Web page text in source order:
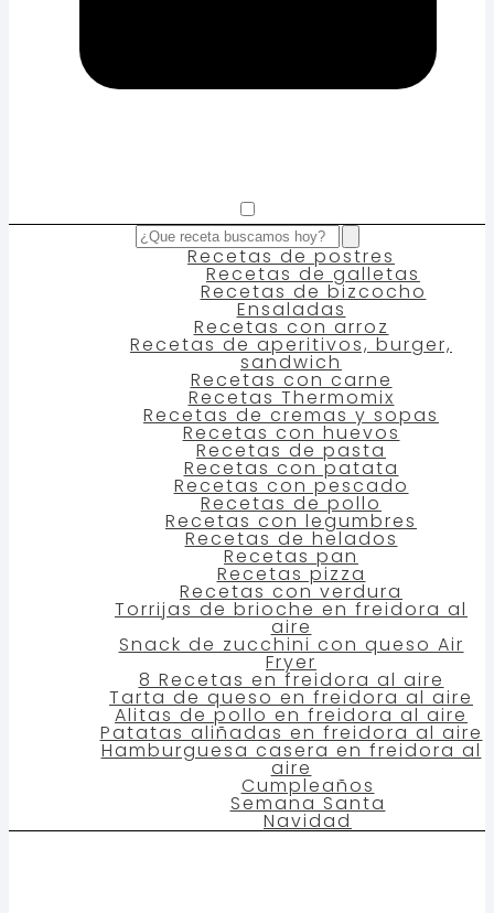
Recetas de postres
Recetas de galletas
Recetas de bizcocho
Ensaladas
Recetas con arroz
Recetas de aperitivos, burger,
sandwich
Recetas con carne
Recetas Thermomix
Recetas de cremas y sopas
Recetas con huevos
Recetas de pasta
Recetas con patata
Recetas con pescado
Recetas de pollo
Recetas con legumbres
Recetas de helados
Recetas pan
Recetas pizza
Recetas con verdura
Torrijas de brioche en freidora al
aire
Snack de zucchini con queso Air
Fryer
8 Recetas en freidora al aire
Tarta de queso en freidora al aire
Alitas de pollo en freidora al aire
Patatas aliñadas en freidora al aire
Hamburguesa casera en freidora al
aire
Cumpleaños
Semana Santa
Navidad